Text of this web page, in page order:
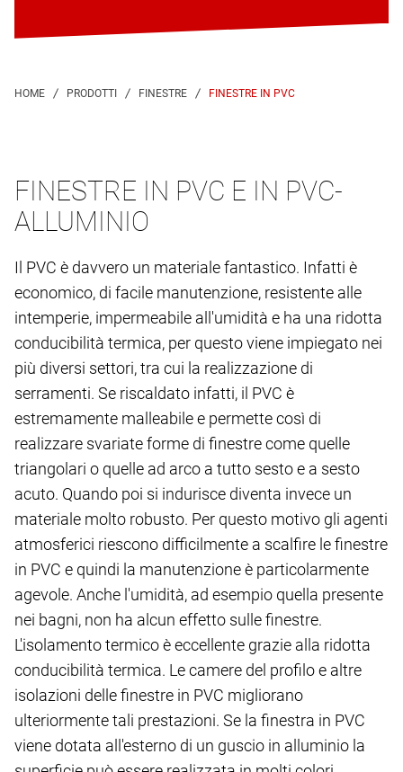
FINESTRE IN PVC
FINESTRE IN PVC E IN PVC-
ALLUMINIO
Il PVC è davvero un materiale fantastico. Infatti è
economico, di facile manutenzione, resistente alle
intemperie, impermeabile all'umidità e ha una ridotta
conducibilità termica, per questo viene impiegato nei
più diversi settori, tra cui la realizzazione di
serramenti. Se riscaldato infatti, il PVC è
estremamente malleabile e permette così di
realizzare svariate forme di finestre come quelle
triangolari o quelle ad arco a tutto sesto e a sesto
acuto. Quando poi si indurisce diventa invece un
materiale molto robusto. Per questo motivo gli agenti
atmosferici riescono difficilmente a scalfire le finestre
in PVC e quindi la manutenzione è particolarmente
agevole. Anche l'umidità, ad esempio quella presente
nei bagni, non ha alcun effetto sulle finestre.
L'isolamento termico è eccellente grazie alla ridotta
conducibilità termica. Le camere del profilo e altre
isolazioni delle finestre in PVC migliorano
ulteriormente tali prestazioni. Se la finestra in PVC
viene dotata all'esterno di un guscio in alluminio la